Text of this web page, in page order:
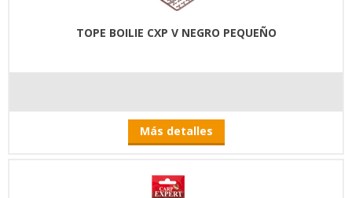
TOPE BOILIE CXP V NEGRO PEQUEÑO
Más detalles